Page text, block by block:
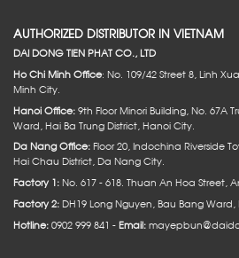
AUTHORIZED DISTRIBUTOR IN VIETNAM
DAI DONG TIEN PHAT CO., LTD
Ho Chi Minh Office: No. 109/42 Street 8, Linh
Minh City.
Hanoi Office:9th Floor Minori Building, No. 67A
Ward, Hai Ba Trung District, Hanoi City.
Da Nang Office:Floor 20, Indochina Riverside
Hai Chau District, Da Nang City.
Factory 1:No. 617 - 618. Thuan An Hoa Street,
Factory 2:DH19 Long Nguyen, Bau Bang
Hotline:0902 999 841 -Email: